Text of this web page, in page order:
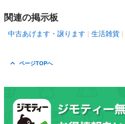
関連の掲示板
中古あげます・譲ります 生活雑貨
ページTOPへ